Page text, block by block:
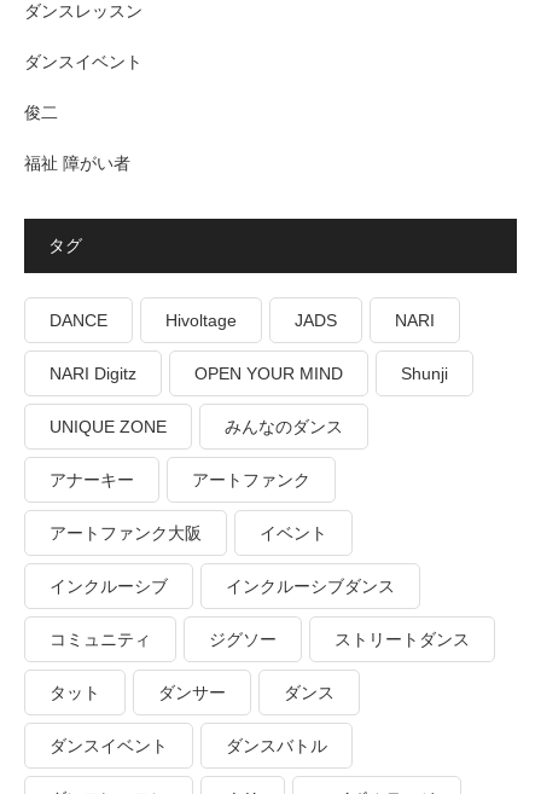
ダンスレッスン
ダンスイベント
俊二
福祉 障がい者
タグ
DANCE Hivoltage JADS NARI
NARI Digitz OPEN YOUR MIND Shunji
UNIQUE ZONE みんなのダンス
アナーキー アートファンク
アートファンク大阪 イベント
インクルーシブ インクルーシブダンス
コミュニティ ジグソー ストリートダンス
タット ダンサー ダンス
ダンスイベント ダンスバトル